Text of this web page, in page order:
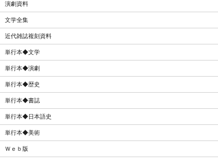
演劇資料
文学全集
近代雑誌複刻資料
単行本◆文学
単行本◆演劇
単行本◆歴史
単行本◆書誌
単行本◆日本語史
単行本◆美術
Ｗｅｂ版